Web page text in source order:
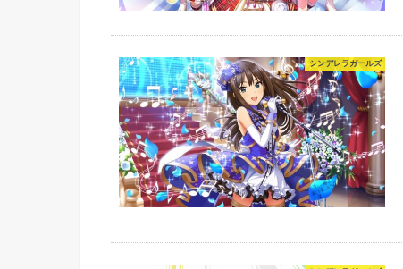
シンデレラガールズ